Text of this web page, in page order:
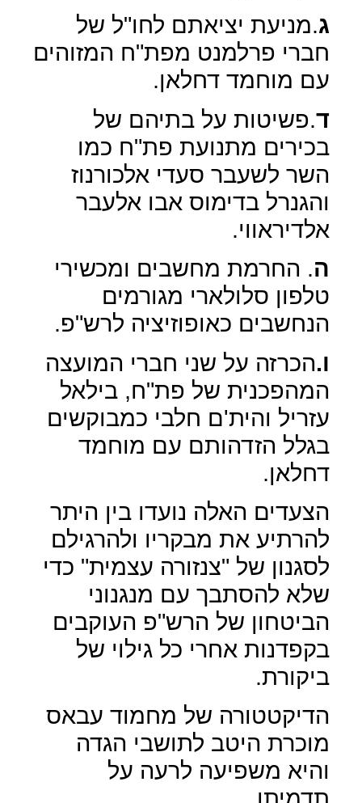
ג.מניעת יציאתם לחו"ל של
חברי פרלמנט מפת"ח המזוהים
עם מוחמד דחלאן.
ד.פשיטות על בתיהם של
בכירים מתנועת פת"ח כמו
השר לשעבר סעדי אלכורנוז
והגנרל בדימוס אבו אלעבר
אלדיראווי.
ה. החרמת מחשבים ומכשירי
טלפון סלולארי מגורמים
הנחשבים כאופוזיציה לרש"פ.
ו.הכרזה על שני חברי המועצה
המהפכנית של פת"ח, בילאל
עזריל והית'ם חלבי כמבוקשים
בגלל הזדהותם עם מוחמד
דחלאן.
הצעדים האלה נועדו בין היתר
להרתיע את מבקריו ולהרגילם
לסגנון של "צנזורה עצמית" כדי
שלא להסתבך עם מנגנוני
הביטחון של הרש"פ העוקבים
בקפדנות אחרי כל גילוי של
ביקורת.
הדיקטטורה של מחמוד עבאס
מוכרת היטב לתושבי הגדה
והיא משפיעה לרעה על